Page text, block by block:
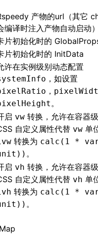
产物的url（其它
编译时注入产物自动启动）
片初始化时的
片初始化时的 InitData
许在实例级别动态配置
，如设置
，
。
启 vw 转换，允许在容器
自定义属性代替 vw 单
转换为 calc(1 *
。
启 vh 转换，允许在容器
自定义属性代替 vh 单
转换为 calc(1 *
。